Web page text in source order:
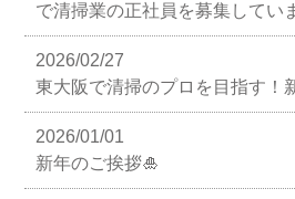
で清掃業の正社員を募集してい
2026/02/27
東大阪で清掃のプロを目指す！
2026/01/01
新年のご挨拶🎍